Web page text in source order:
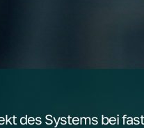
des Systems bei